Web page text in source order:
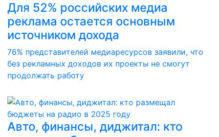
Для 52% российских медиа
реклама остается основным
источником дохода
76% представителей медиаресурсов заявили, что
без рекламных доходов их проекты не смогут
продолжать работу
Авто, финансы, диджитал: кто